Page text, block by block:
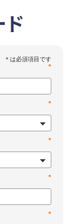
*
*
*
*
*